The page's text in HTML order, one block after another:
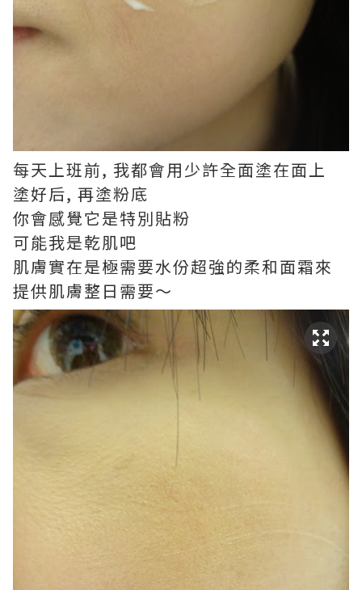
每天上班前, 我都會用少許全面塗在面上
塗好后, 再塗粉底
你會感覺它是特別貼粉
可能我是乾肌吧
肌膚實在是極需要水份超強的柔和面霜來
提供肌膚整日需要～